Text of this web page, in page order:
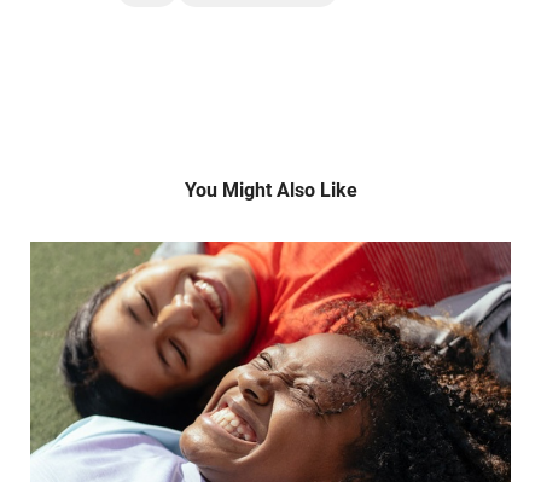
You Might Also Like